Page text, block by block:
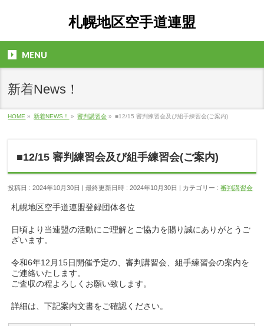
札幌地区空手道連盟
MENU
新着News！
HOME » 新着NEWS！ » 審判講習会 » ■12/15 審判練習会及び組手練習会(ご案内)
■12/15 審判練習会及び組手練習会(ご案内)
投稿日 : 2024年10月30日 最終更新日時 : 2024年10月30日 カテゴリー :審判講習会
札幌地区空手道連盟登録団体各位
日頃より当連盟の活動にご理解とご協力を賜り誠にありがとうご
ざいます。
令和6年12月15日開催予定の、審判講習会、組手練習会の案内を
ご連絡いたします。
ご査収の程よろしくお願い致します。
詳細は、下記案内文書をご確認ください。